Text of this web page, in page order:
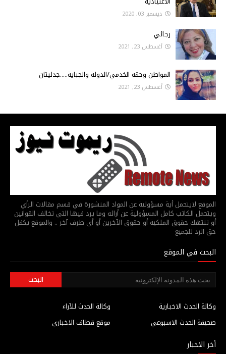
ديسمبر 03, 2020
رجائي
أغسطس 23, 2021
المواطن وحقه الخدمي/الدولة والجباية.....جدليتان
أغسطس 23, 2021
الموقع لايتحمل أية مسؤولية عن المواد المنشورة في قسم مقالات الرأي
ويتحمل الكاتب كامل المسؤولية عن أرائه وما يرد فيها التي تخالف القوانين
أو تنتهك حقوق الملكية أو حقوق الآخرين أو أي طرف آخر .. والموقع يكفل
حق الرد للجميع
البحث في الموقع
وكالة الحدث للآراء
وكالة الحدث الاخبارية
موقع قطاف الاخباري
صحيفة الحدث الاسبوعي
أخر الاخبار